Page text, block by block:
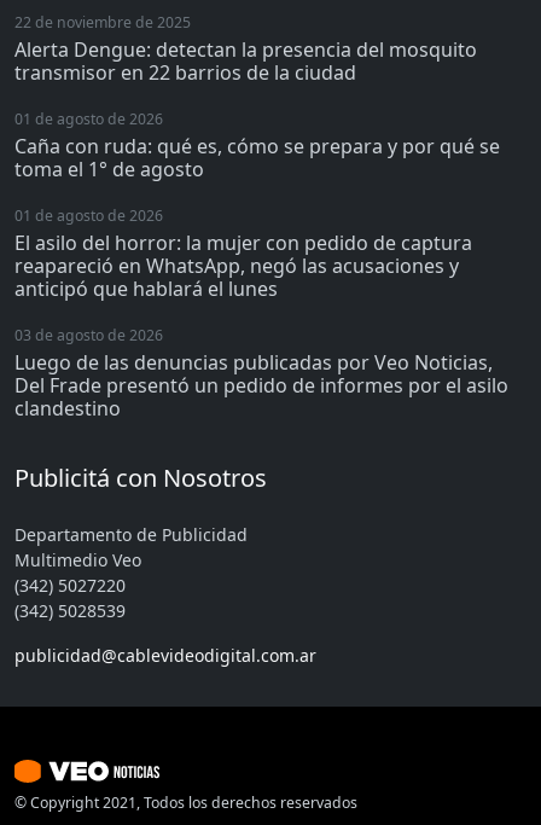
22 de noviembre de 2025
Alerta Dengue: detectan la presencia del mosquito
transmisor en 22 barrios de la ciudad
01 de agosto de 2026
Caña con ruda: qué es, cómo se prepara y por qué se
toma el 1° de agosto
01 de agosto de 2026
El asilo del horror: la mujer con pedido de captura
reapareció en WhatsApp, negó las acusaciones y
anticipó que hablará el lunes
03 de agosto de 2026
Luego de las denuncias publicadas por Veo Noticias,
Del Frade presentó un pedido de informes por el asilo
clandestino
Publicitá con Nosotros
Departamento de Publicidad
Multimedio Veo
(342) 5027220
(342) 5028539
publicidad@cablevideodigital.com.ar
© Copyright 2021, Todos los derechos reservados